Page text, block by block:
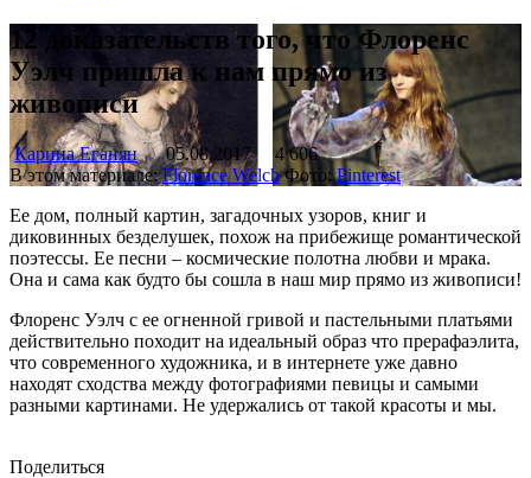
12 доказательств того, что Флоренс
Уэлч пришла к нам прямо из
живописи
Карина Еганян 05.08.2017
4 606
В этом материале:Florence Welch Фото:Pinterest
Ее дом, полный картин, загадочных узоров, книг и
диковинных безделушек, похож на прибежище романтической
поэтессы. Ее песни – космические полотна любви и мрака.
Она и сама как будто бы сошла в наш мир прямо из живописи!
Флоренс Уэлч с ее огненной гривой и пастельными платьями
действительно походит на идеальный образ что прерафаэлита,
что современного художника, и в интернете уже давно
находят сходства между фотографиями певицы и самыми
разными картинами. Не удержались от такой красоты и мы.
Поделиться